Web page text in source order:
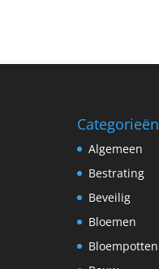
Categorieën
Algemeen
Bestrating
Beveilig
Bloemen
Bloempotten